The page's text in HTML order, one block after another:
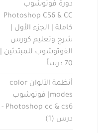
دورة فوتوشوب
Photoshop CS6 & CC
كاملة | الجزء الأول |
شرح وتعليم كورس
الفوتوشوب للمبتدئين |
70 درساً
أنظمة الألوان color
modes| فوتوشوب
Photoshop cc & cs6 -
درس (1)